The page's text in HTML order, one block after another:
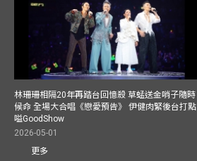
林珊珊相隔20年再踏台回憶殺 草蜢送金哨子隨時
候命 全場大合唱《戀愛預告》 伊健肉緊後台打點
嗌GoodShow
2026-05-01
更多